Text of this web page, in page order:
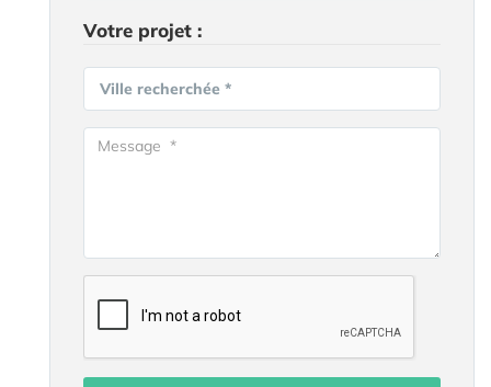
Votre projet :
Ville recherchée *